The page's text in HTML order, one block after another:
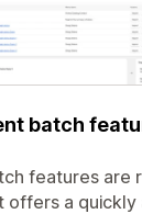
batch
features
a